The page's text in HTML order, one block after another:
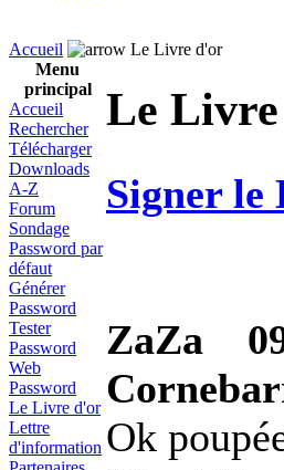
Accueil
Le Livre d'or
Menu
principal
Accueil
Rechercher
Télécharger
Downloads
A-Z
Forum
Sondage
Password par
défaut
Générer
Password
Tester
Password
Web
Password
Le Livre d'or
Lettre
d'information
Le
Signer
ZaZa
Ok